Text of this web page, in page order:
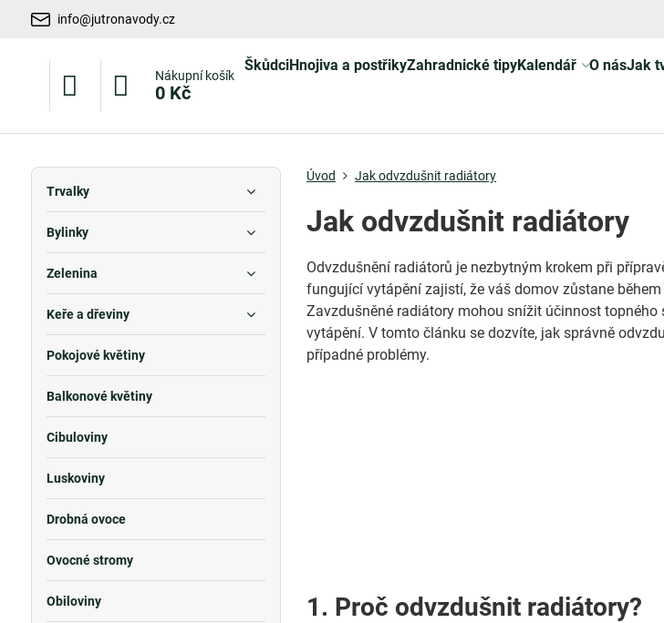
info@jutronavody.cz
Nákupní košík
0 Kč
ŠkůdciHnojiva a postřikyZahradnické tipyKalendář O násJak
Úvod Jak odvzdušnit radiátory
Jak odvzdušnit radiátory
Odvzdušnění radiátorů je nezbytným krokem při
fungující vytápění zajistí, že váš domov zůstane
Zavzdušněné radiátory mohou snížit účinnost topného
vytápění. V tomto článku se dozvíte, jak správně
případné problémy.
1. Proč odvzdušnit radiátory?
Trvalky
Bylinky
Zelenina
Keře a dřeviny
Pokojové květiny
Balkonové květiny
Cibuloviny
Luskoviny
Drobná ovoce
Ovocné stromy
Obiloviny